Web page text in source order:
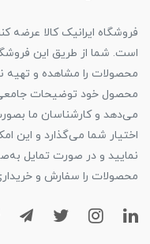
فروشگاه ایرانیک کالا عرضه
است. شما از طریق این
محصولات را مشاهده و تهیه
محصول خود توضیحات جامعی
می‌دهد و کارشناسان ما
اختیار شما می‌گذارد و این
نمایید و در صورت تمایل
محصولات را سفارش و